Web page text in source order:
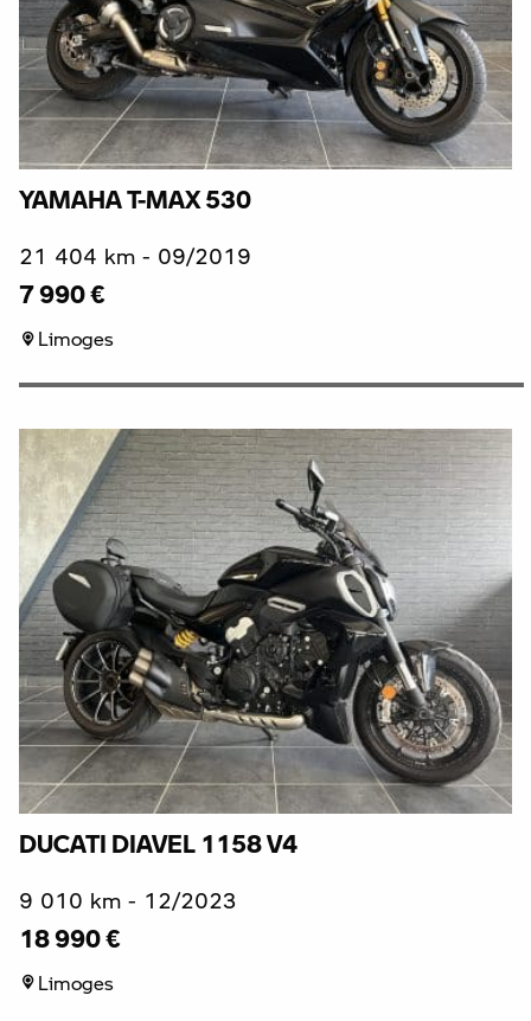
YAMAHA T-MAX 530
21 404 km - 09/2019
7 990 €
Limoges
DUCATI DIAVEL 1158 V4
9 010 km - 12/2023
18 990 €
Limoges